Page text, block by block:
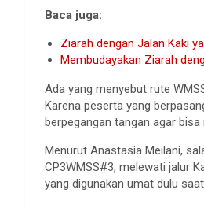
Baca juga:
Ziarah dengan Jalan Kaki
Membudayakan Ziarah
Ada yang menyebut rute
Karena peserta yang
berpegangan tangan agar
Menurut Anastasia Meilani,
CP3WMSS#3, melewati jalur
yang digunakan umat dulu